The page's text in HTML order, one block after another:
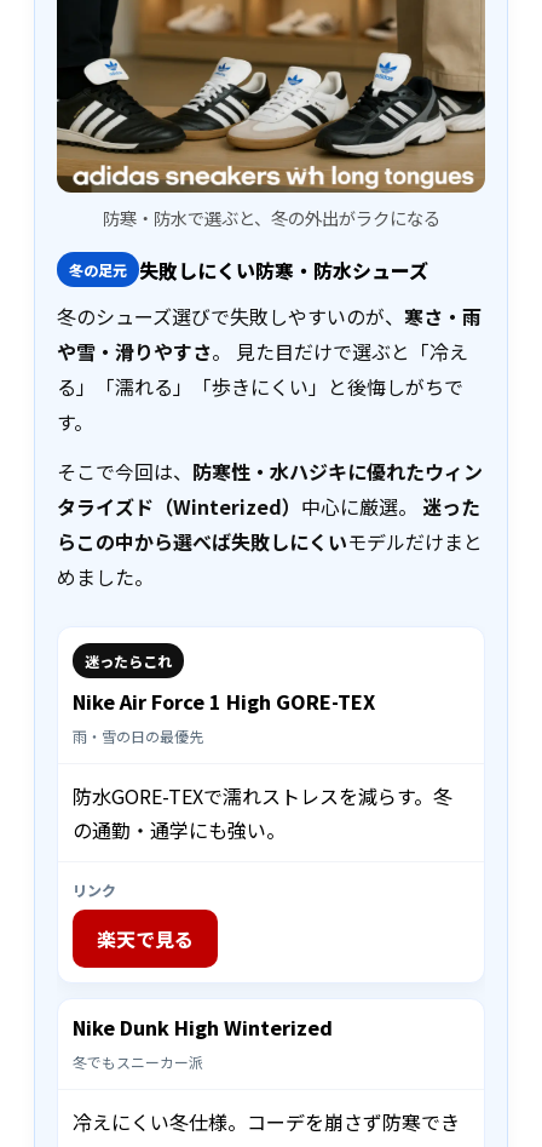
防寒・防水で選ぶと、冬の外出がラクになる
冬の足元 失敗しにくい防寒・防水シューズ
冬のシューズ選びで失敗しやすいのが、 寒さ・雨
や雪・滑りやすさ。 見た目だけで選ぶと「冷え
る」「濡れる」「歩きにくい」と後悔しがちで
す。
そこで今回は、 防寒性・水ハジキに優れたウィン
タライズド（Winterized） 中心に厳選。 迷った
らこの中から選べば失敗しにくいモデルだけまと
めました。
迷ったらこれ
Nike Air Force 1 High GORE-TEX
雨・雪の日の最優先
防水GORE-TEXで濡れストレスを減らす。冬
の通勤・通学にも強い。
リンク
楽天で見る
Nike Dunk High Winterized
冬でもスニーカー派
冷えにくい冬仕様。コーデを崩さず防寒でき